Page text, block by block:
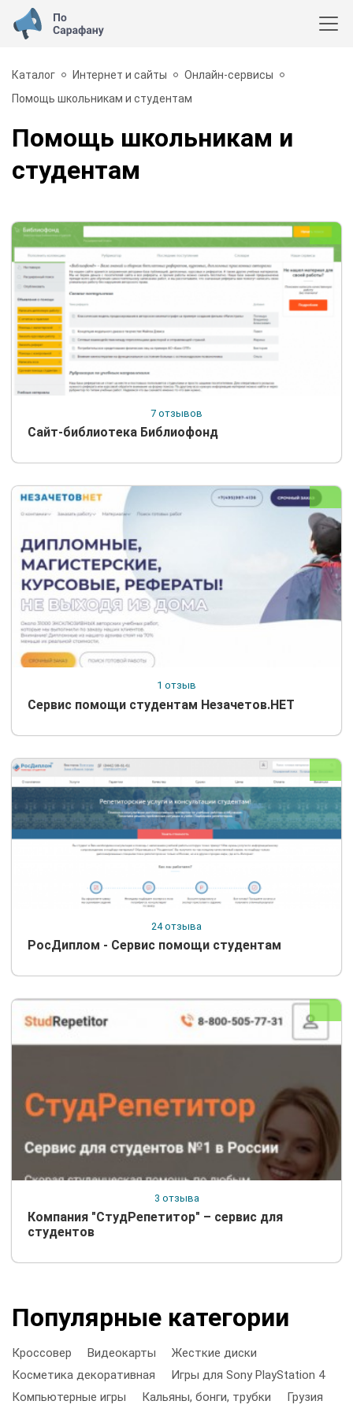
Каталог Интернет и сайты
Онлайн-сервисы
Помощь школьникам и студентам
Помощь школьникам и
студентам
7 отзывов
Сайт-библиотека Библиофонд
1 отзыв
Сервис помощи студентам Незачетов.НЕТ
24 отзыва
РосДиплом - Сервис помощи студентам
3 отзыва
Компания "СтудРепетитор" – сервис для
студентов
Популярные категории
Кроссовер Видеокарты
Жесткие диски
Косметика декоративная
Игры для Sony PlayStation 4
Компьютерные игры
Кальяны, бонги, трубки Грузия